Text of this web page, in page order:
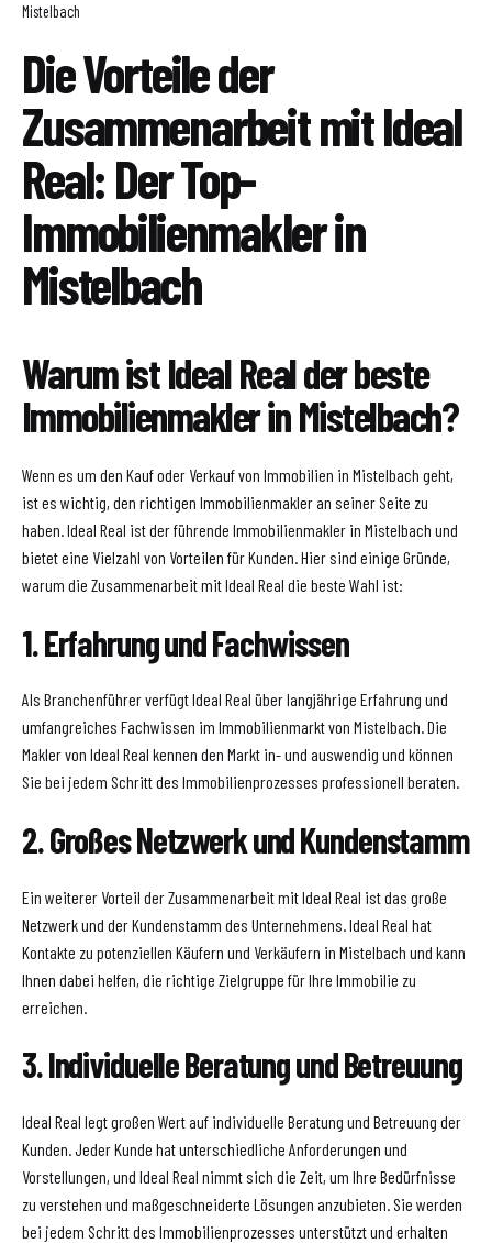
Mistelbach
Die Vorteile der
Zusammenarbeit mit Ideal
Real: Der Top-
Immobilienmakler in
Mistelbach
Warum ist Ideal Real der beste
Immobilienmakler in Mistelbach?
Wenn es um den Kauf oder Verkauf von Immobilien in Mistelbach geht,
ist es wichtig, den richtigen Immobilienmakler an seiner Seite zu
haben. Ideal Real ist der führende Immobilienmakler in Mistelbach und
bietet eine Vielzahl von Vorteilen für Kunden. Hier sind einige Gründe,
warum die Zusammenarbeit mit Ideal Real die beste Wahl ist:
1. Erfahrung und Fachwissen
Als Branchenführer verfügt Ideal Real über langjährige Erfahrung und
umfangreiches Fachwissen im Immobilienmarkt von Mistelbach. Die
Makler von Ideal Real kennen den Markt in- und auswendig und können
Sie bei jedem Schritt des Immobilienprozesses professionell beraten.
2. Großes Netzwerk und Kundenstamm
Ein weiterer Vorteil der Zusammenarbeit mit Ideal Real ist das große
Netzwerk und der Kundenstamm des Unternehmens. Ideal Real hat
Kontakte zu potenziellen Käufern und Verkäufern in Mistelbach und kann
Ihnen dabei helfen, die richtige Zielgruppe für Ihre Immobilie zu
erreichen.
3. Individuelle Beratung und Betreuung
Ideal Real legt großen Wert auf individuelle Beratung und Betreuung der
Kunden. Jeder Kunde hat unterschiedliche Anforderungen und
Vorstellungen, und Ideal Real nimmt sich die Zeit, um Ihre Bedürfnisse
zu verstehen und maßgeschneiderte Lösungen anzubieten. Sie werden
bei jedem Schritt des Immobilienprozesses unterstützt und erhalten